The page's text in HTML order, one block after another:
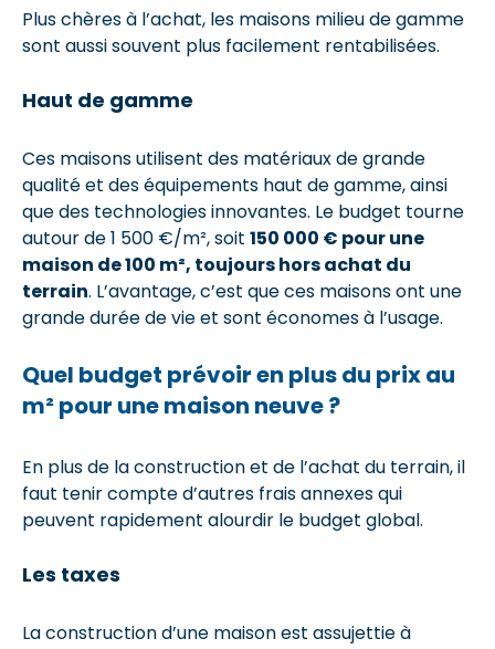
Plus chères à l’achat, les maisons milieu de gamme
sont aussi souvent plus facilement rentabilisées.
Haut de gamme
Ces maisons utilisent des matériaux de grande
qualité et des équipements haut de gamme, ainsi
que des technologies innovantes. Le budget tourne
autour de 1 500 €/m², soit 150 000 € pour une
maison de 100 m², toujours hors achat du
terrain. L’avantage, c’est que ces maisons ont une
grande durée de vie et sont économes à l’usage.
Quel budget prévoir en plus du prix au
m² pour une maison neuve ?
En plus de la construction et de l’achat du terrain, il
faut tenir compte d’autres frais annexes qui
peuvent rapidement alourdir le budget global.
Les taxes
La construction d’une maison est assujettie à